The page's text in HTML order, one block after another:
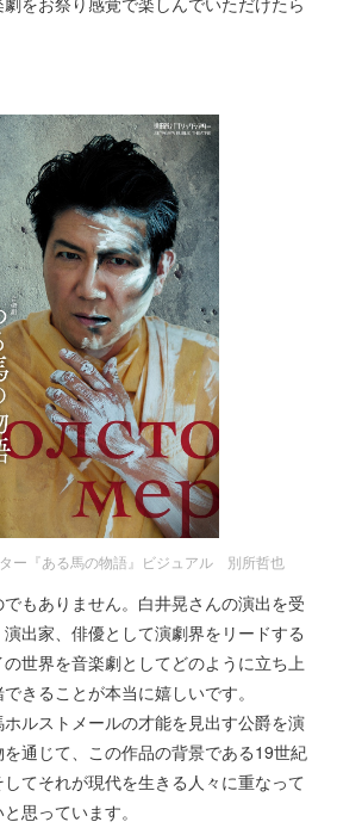
ー『ある馬の物語』ビジュアル 別所哲也
もありません。白井晃さんの演出を受
出家、俳優として演劇界をリードする
世界を音楽劇としてどのように立ち上
きることが本当に嬉しいです。
ルストメールの才能を見出す公爵を演
通じて、この作品の背景である19世紀
てそれが現代を生きる人々に重なって
思っています。